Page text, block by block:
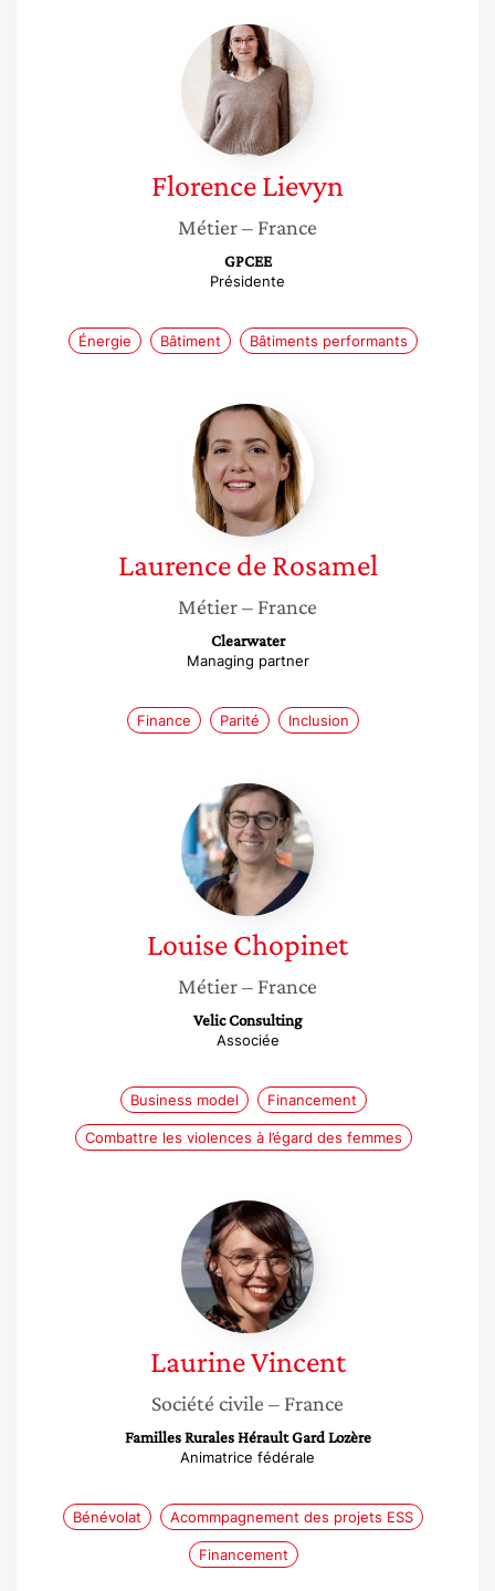
Florence
Lievyn
FlorenceLievyn
Métier– France
GPCEE
Présidente
Énergie Bâtiment Bâtiments performants
Laurence
de
Rosamel
Laurence de Rosamel
Métier– France
Clearwater
Managing partner
Finance Parité Inclusion
Louise
Chopinet
LouiseChopinet
Métier– France
Velic Consulting
Associée
Business model Financement
Combattre les violences à l’égard des femmes
Laurine
Vincent
LaurineVincent
Société civile – France
Familles Rurales Hérault Gard Lozère
Animatrice fédérale
Bénévolat Acommpagnement des projets ESS
Financement